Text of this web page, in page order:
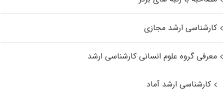
کارشناسی ارشد مجازی
معرفی گروه علوم انسانی کارشناسی ارشد
کارشناسی ارشد آماد